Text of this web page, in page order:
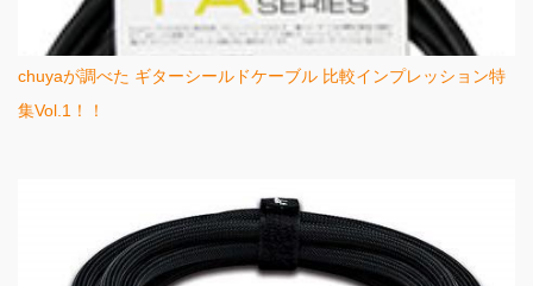
chuyaが調べた ギターシールドケーブル 比較インプレッション特
集Vol.1！！